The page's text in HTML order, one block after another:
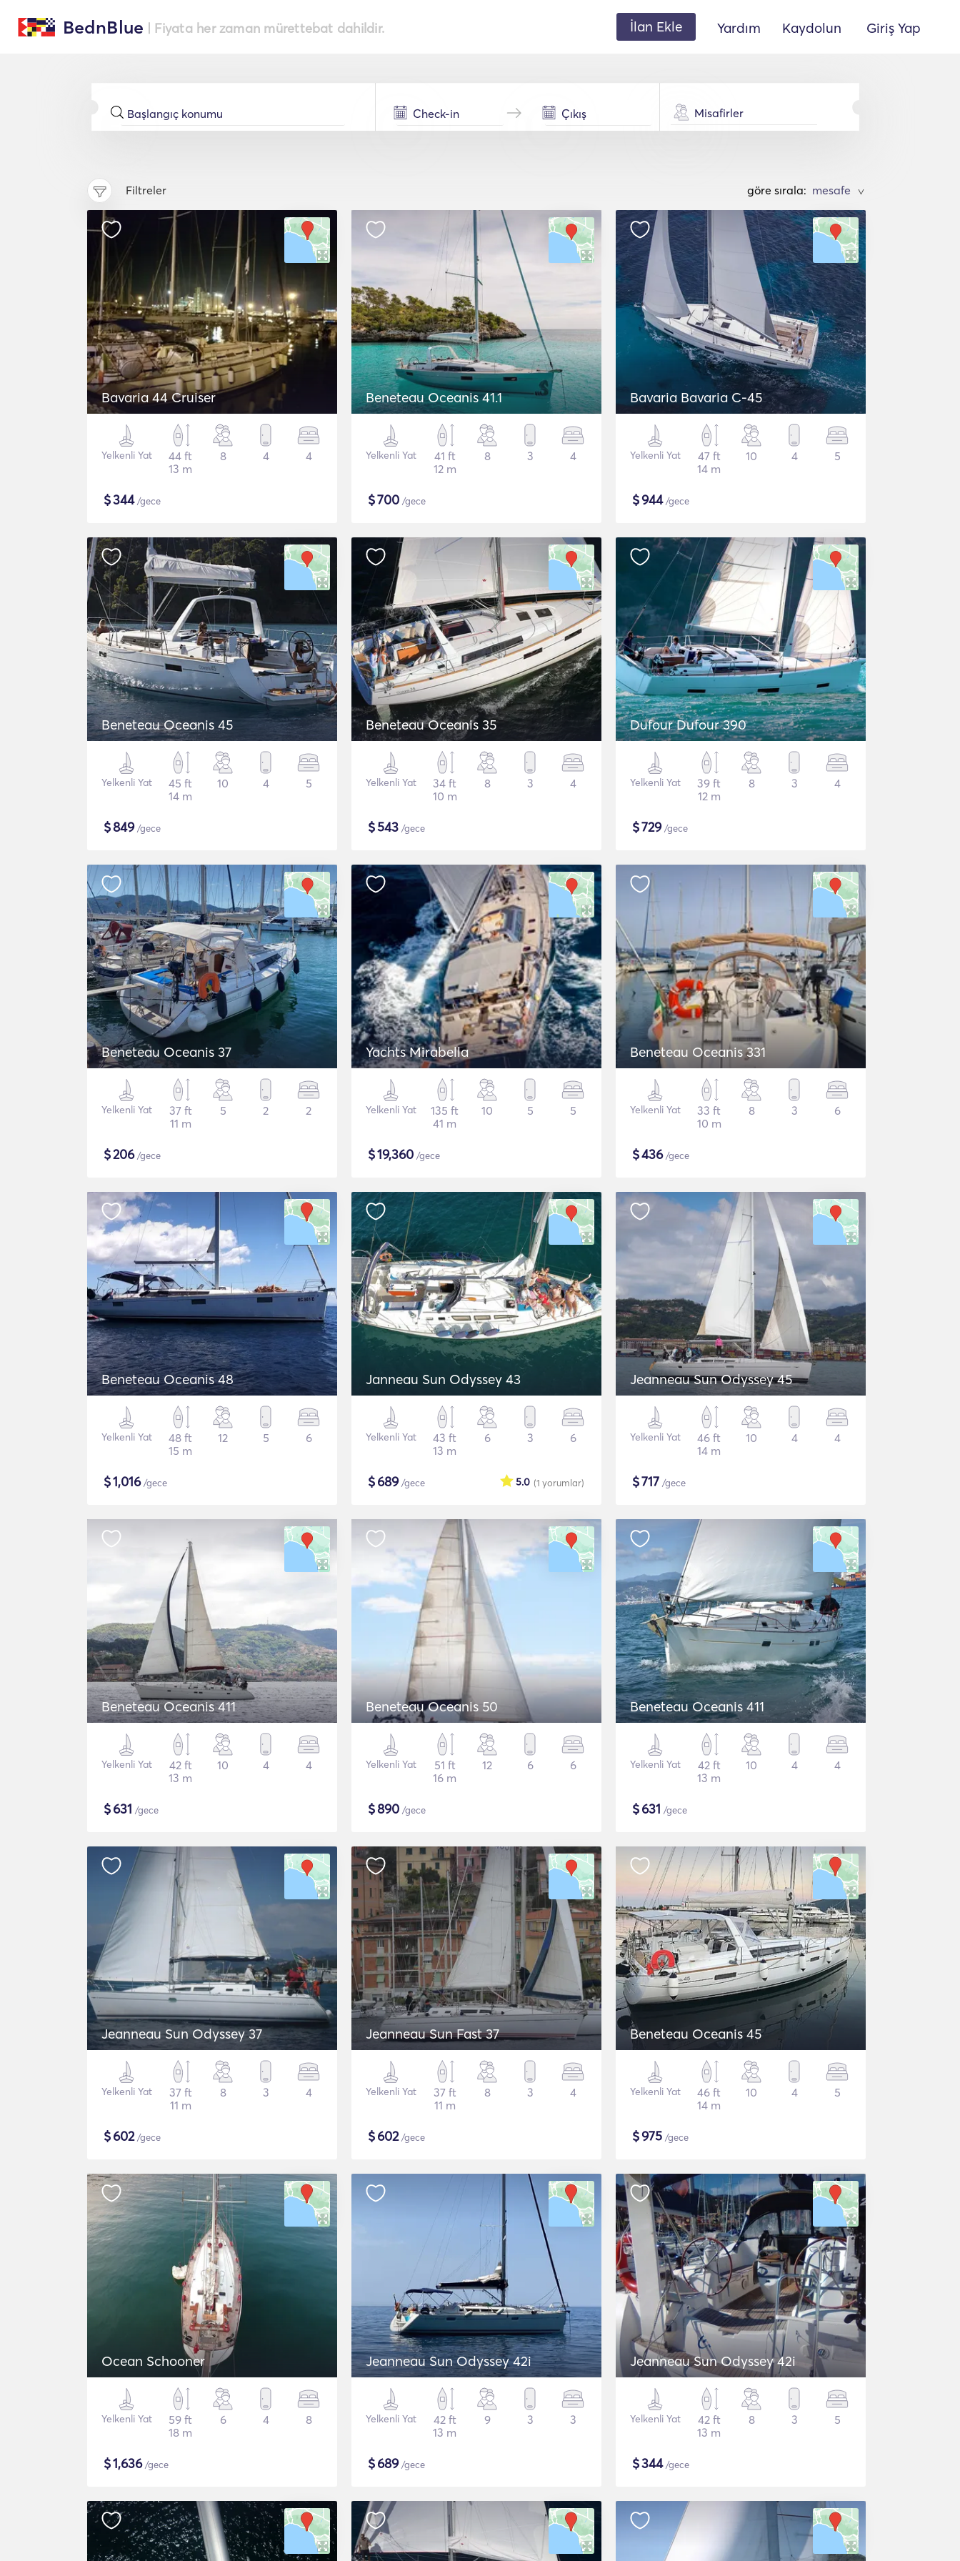
BednBlue | Fiyata her zaman mürettebat dahildir. İlan Ekle Yardım Kaydolun Giriş Yap
Misafirler
Filtreler göre sırala: >
Bavaria 44 Cruiser
Yelkenli Yat
44 ft
13 m
8 4 4
$344/gece
Beneteau Oceanis 41.1
Yelkenli Yat
41 ft
12 m
8 3 4
$700 /gece
Bavaria Bavaria C-45
Yelkenli Yat
47 ft
14 m
10 4 5
$944/gece
Beneteau Oceanis 45
Yelkenli Yat
45 ft
14 m
10 4 5
$849/gece
Beneteau Oceanis 35
Yelkenli Yat
34 ft
10 m
8 3 4
$543 /gece
Dufour Dufour 390
Yelkenli Yat
39 ft
12 m
8 3 4
$729/gece
Beneteau Oceanis 37
Yelkenli Yat
37 ft
11 m
5 2 2
$206/gece
Yachts Mirabella
Yelkenli Yat
135 ft
41 m
10 5 5
$19,360 /gece
Beneteau Oceanis 331
Yelkenli Yat
33 ft
10 m
8 3 6
$436/gece
Beneteau Oceanis 48
Yelkenli Yat
48 ft
15 m
12 5 6
$1,016/gece
Janneau Sun Odyssey 43
Yelkenli Yat
43 ft
13 m
6 3 6
$689/gece (1 yorumlar)
5.0
Jeanneau Sun Odyssey 45
Yelkenli Yat
46 ft
14 m
10 4 4
$717 /gece
Beneteau Oceanis 411
Yelkenli Yat
42 ft
13 m
10 4 4
$631 /gece
Beneteau Oceanis 50
Yelkenli Yat
51 ft
16 m
12 6 6
$890 /gece
Beneteau Oceanis 411
Yelkenli Yat
42 ft
13 m
10 4 4
$631 /gece
Jeanneau Sun Odyssey 37
Yelkenli Yat
37 ft
11 m
8 3 4
$602/gece
Jeanneau Sun Fast 37
Yelkenli Yat
37 ft
11 m
8 3 4
$602/gece
Beneteau Oceanis 45
Yelkenli Yat
46 ft
14 m
10 4 5
$975 /gece
Ocean Schooner
Yelkenli Yat
59 ft
18 m
6 4 8
$1,636/gece
Jeanneau Sun Odyssey 42i
Yelkenli Yat
42 ft
13 m
9 3 3
$689/gece
Jeanneau Sun Odyssey 42i
Yelkenli Yat
42 ft
13 m
8 3 5
$344/gece